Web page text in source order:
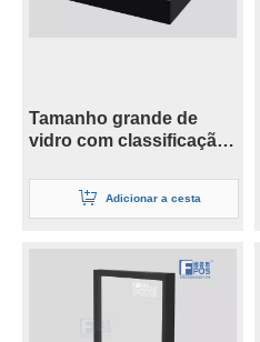
Tamanho grande de
vidro com classificação
Adicionar a cesta